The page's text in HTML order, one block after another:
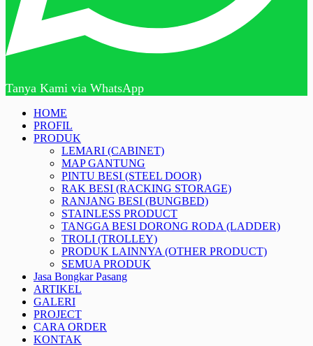
Tanya Kami via WhatsApp
HOME
PROFIL
PRODUK
LEMARI (CABINET)
MAP GANTUNG
PINTU BESI (STEEL DOOR)
RAK BESI (RACKING STORAGE)
RANJANG BESI (BUNGBED)
STAINLESS PRODUCT
TANGGA BESI DORONG RODA (LADDER)
TROLI (TROLLEY)
PRODUK LAINNYA (OTHER PRODUCT)
SEMUA PRODUK
Jasa Bongkar Pasang
ARTIKEL
GALERI
PROJECT
CARA ORDER
KONTAK